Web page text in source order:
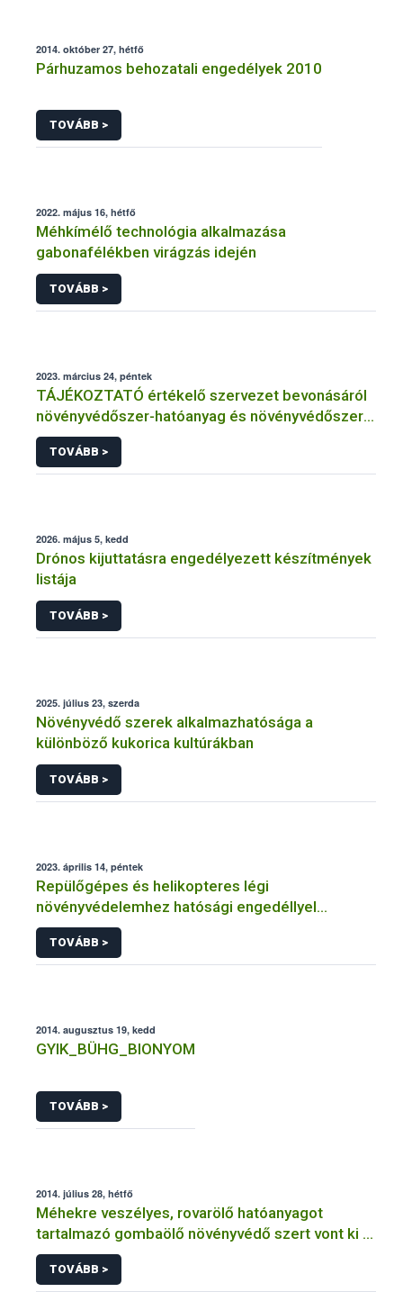
2014. október 27, hétfő
Párhuzamos behozatali engedélyek 2010
TOVÁBB >
2022. május 16, hétfő
Méhkímélő technológia alkalmazása
gabonafélékben virágzás idején
TOVÁBB >
2023. március 24, péntek
TÁJÉKOZTATÓ értékelő szervezet bevonásáról
növényvédőszer-hatóanyag és növényvédőszer
engedélyezésére, továbbá a meglévő engedély
meghosszabbítására vagy módosítására irányuló
eljárásba
TOVÁBB >
2026. május 5, kedd
Drónos kijuttatásra engedélyezett készítmények
listája
TOVÁBB >
2025. július 23, szerda
Növényvédő szerek alkalmazhatósága a
különböző kukorica kultúrákban
TOVÁBB >
2023. április 14, péntek
Repülőgépes és helikopteres légi
növényvédelemhez hatósági engedéllyel
rendelkező szervezetek
TOVÁBB >
2014. augusztus 19, kedd
GYIK_BÜHG_BIONYOM
TOVÁBB >
2014. július 28, hétfő
Méhekre veszélyes, rovarölő hatóanyagot
tartalmazó gombaölő növényvédő szert vont ki a
forgalomból a NÉBIH
TOVÁBB >